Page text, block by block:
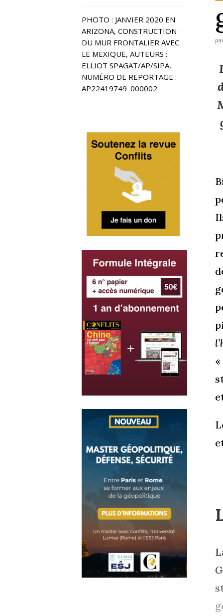
PHOTO : JANVIER 2020 EN
ARIZONA, CONSTRUCTION
DU MUR FRONTALIER AVEC
LE MEXIQUE, AUTEURS :
ELLIOT SPAGAT/AP/SIPA,
NUMÉRO DE REPORTAGE :
AP22419749_000002.